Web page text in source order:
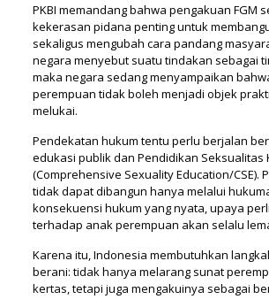
PKBI memandang bahwa pengakuan FGM
kekerasan pidana penting untuk
sekaligus mengubah cara pandang
negara menyebut suatu tindakan sebagai
maka negara sedang menyampaikan
perempuan tidak boleh menjadi objek
melukai.
Pendekatan hukum tentu perlu berjalan
edukasi publik dan Pendidikan Seksualitas
(Comprehensive Sexuality Education/CSE).
tidak dapat dibangun hanya melalui
konsekuensi hukum yang nyata, upaya
terhadap anak perempuan akan selalu
Karena itu, Indonesia membutuhkan
berani: tidak hanya melarang sunat
kertas, tetapi juga mengakuinya sebagai